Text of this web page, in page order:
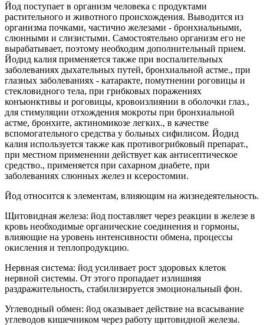
Йод поступает в организм человека с продуктами
растительного и животного происхождения. Выводится из
организма почками, частично железами - бронхиальными,
слюнными и слизистыми. Самостоятельно организм его не
вырабатывает, поэтому необходим дополнительный прием.
Йодид калия применяется также при воспалительных
заболеваниях дыхательных путей, бронхиальной астме., при
глазных заболеваниях - катаракте, помутнении роговицы и
стекловидного тела, при грибковых поражениях
конъюнктивы и роговицы, кровоизлиянии в оболочки глаз.,
для стимуляции отхождения мокроты при бронхиальной
астме, бронхите, актиномикозе легких., в качестве
вспомогательного средства у больных сифилисом. Йодид
калия используется также как противогрибковый препарат.,
при местном применении действует как антисептическое
средство., применяется при сахарном диабете, при
заболеваниях слюнных желез и ксеростомии.
Йод относится к элементам, влияющим на жизнедеятельность.
Щитовидная железа: йод поставляет через реакции в железе в
кровь необходимые органические соединения и гормоны,
влияющие на уровень интенсивности обмена, процессы
окисления и теплопродукцию.
Нервная система: йод усиливает рост здоровых клеток
нервной системы. От этого пропадает излишняя
раздражительность, стабилизируется эмоциональный фон.
Углеводный обмен: йод оказывает действие на всасывание
углеводов кишечником через работу щитовидной железы.